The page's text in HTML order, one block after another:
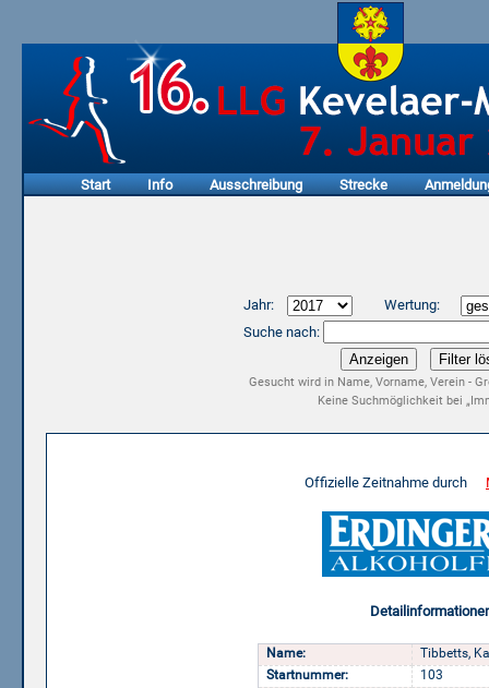
Start Info Ausschreibung Strecke
Jahr:
Wertung:
Suche nach:
Gesucht wird in Name, Vorname, Verein -
Keine Suchmöglichkeit bei
Offizielle Zeitnahme durch
Name:
Tibbetts,
Startnummer:
103